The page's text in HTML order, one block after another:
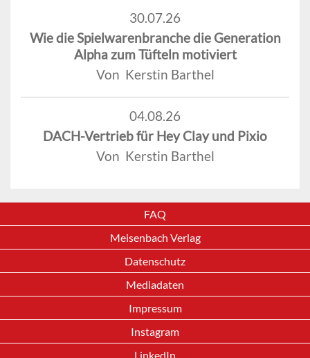
30.07.26
Wie die Spielwarenbranche die Generation
Alpha zum Tüfteln motiviert
Von Kerstin Barthel
04.08.26
DACH-Vertrieb für Hey Clay und Pixio
Von Kerstin Barthel
FAQ
Meisenbach Verlag
Datenschutz
Mediadaten
Impressum
Instagram
LinkedIn